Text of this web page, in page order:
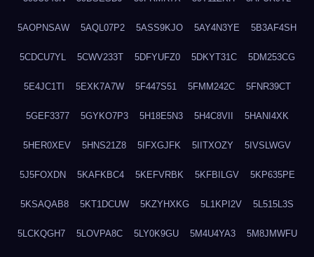
5AOPNSAW 5AQL07P2 5ASS9KJO 5AY4N3YE 5B3AF4SH
5CDCU7YL 5CWV233T 5DFYUFZ0 5DKYT31C 5DM253CG
5E4JC1TI 5EXK7A7W 5F447S51 5FMM242C 5FNR39CT
5GEF3377 5GYKO7P3 5H18E5N3 5H4C8VII 5HANI4XK
5HER0XEV 5HNS21Z8 5IFXGJFK 5IITXOZY 5IVSLWGV
5J5FOXDN 5KAFKBC4 5KEFVRBK 5KFBILGV 5KP635PE
5KSAQAB8 5KT1DCUW 5KZYHXKG 5L1KPI2V 5L515L3S
5LCKQGH7 5LOVPA8C 5LY0K9GU 5M4U4YA3 5M8JMWFU